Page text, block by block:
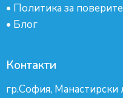
• Политика за
• Блог
Контакти
гр.София,